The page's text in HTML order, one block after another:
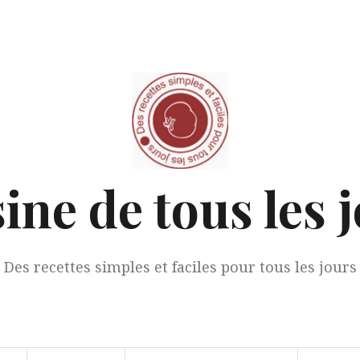
de tous les
Des recettes simples et faciles pour tous les jours